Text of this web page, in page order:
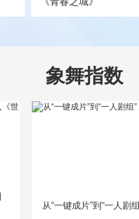
象舞指数
从“一键成片”到“一人剧